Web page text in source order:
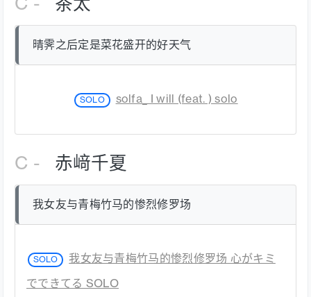
C - 茶太
晴霁之后定是菜花盛开的好天气
SOLO solfa_ I will (feat. ) solo
C - 赤﨑千夏
我女友与青梅竹马的惨烈修罗场
SOLO 我女友与青梅竹马的惨烈修罗场 心がキミ
でできてる SOLO